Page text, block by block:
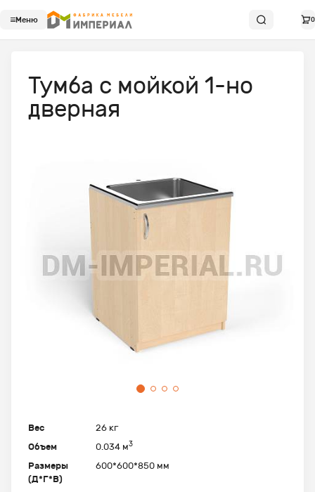
Меню 0
Вес
26 кг
Объем
0.034 м3
Размеры
(Д*Г*В)
600*600*850 мм
Тумба с мойкой 1-но
дверная